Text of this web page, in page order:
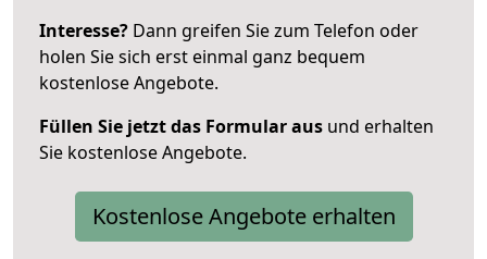
Interesse? Dann greifen Sie zum Telefon oder
holen Sie sich erst einmal ganz bequem
kostenlose Angebote.
Füllen Sie jetzt das Formular aus und erhalten
Sie kostenlose Angebote.
Kostenlose Angebote erhalten